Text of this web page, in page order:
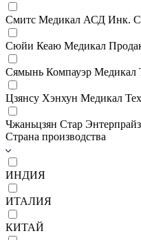
Смитс Медикал АСД Инк.
Сюйи Кеаю Медикал
Сямынь Компауэр
Цзянсу Хэнхун Медикал
Чжаньцзян Стар
Страна производства
ИНДИЯ
ИТАЛИЯ
КИТАЙ